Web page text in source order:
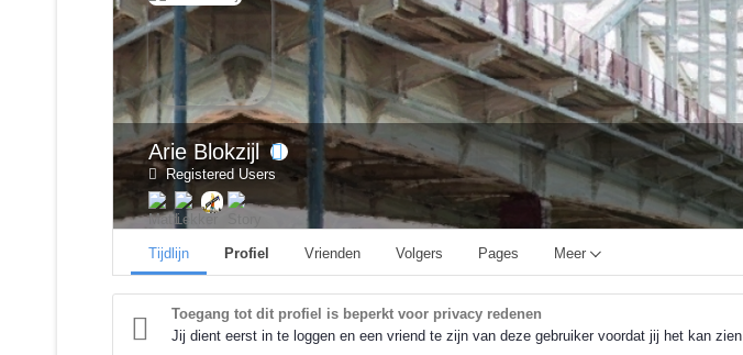
Arie Blokzijl
Registered Users
Tijdlijn Profiel Vrienden Volgers Pages Meer
Toegang tot dit profiel is beperkt voor privacy redenen
Jij dient eerst in te loggen en een vriend te zijn van deze gebruiker voordat jij het kan zien